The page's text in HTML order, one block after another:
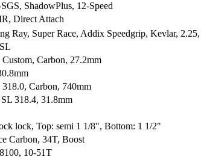
ShadowPlus, 12-Speed
Direct Attach
Ray, Super Race, Addix Speedgrip, Kevlar,
Carbon, 27.2mm
Carbon, 740mm
318.4, 31.8mm
lock, Top: semi 1 1/8", Bottom: 1 1/2"
Carbon, 34T, Boost
10-51T